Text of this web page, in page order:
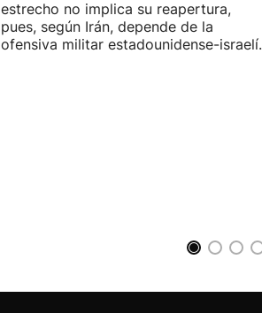
estrecho no implica su reapertura,
pues, según Irán, depende de la
ofensiva militar estadounidense-israelí.